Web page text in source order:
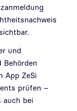
und
Behörden
App ZeSi
prüfen –
auch bei